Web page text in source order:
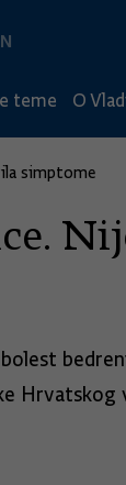
teme O
simptome